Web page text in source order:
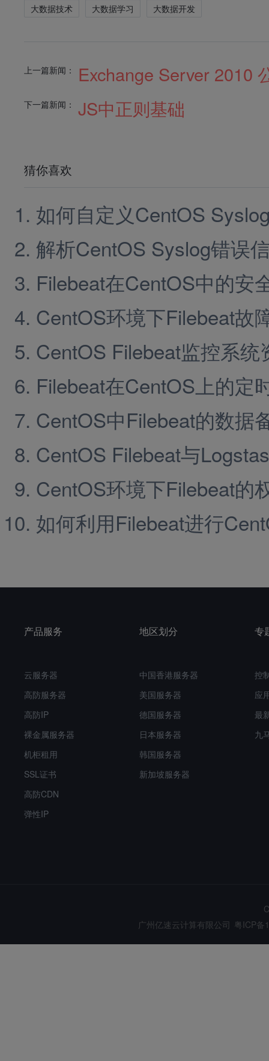
大数据技术 大数据学习 大数据开发
上一篇新闻： Exchange Server 2010
下一篇新闻： JS中正则基础
猜你喜欢
如何自定义CentOS
解析CentOS Syslog错误
Filebeat在CentOS中的安
CentOS环境下Filebeat故
CentOS Filebeat监控系统
Filebeat在CentOS上的定
CentOS中Filebeat的数据
CentOS Filebeat与
CentOS环境下Filebeat的
如何利用Filebeat进行
产品服务
云服务器
高防服务器
高防IP
裸金属服务器
机柜租用
SSL证书
高防CDN
弹性IP
地区划分
中国香港服务器
美国服务器
德国服务器
日本服务器
韩国服务器
新加坡服务器
专
控
应
最
九
广州亿速云计算有限公司 粤ICP备